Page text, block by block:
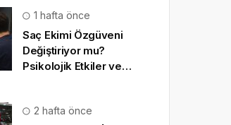
1 hafta önce
Saç Ekimi Özgüveni
Değiştiriyor mu?
Psikolojik Etkiler ve
2 hafta önce